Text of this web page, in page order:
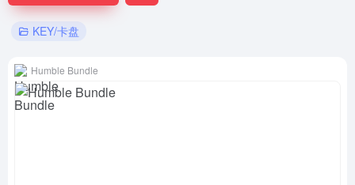
KEY/卡盘
Humble Bundle